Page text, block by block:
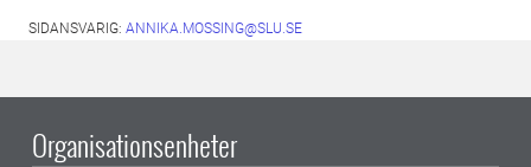
SIDANSVARIG: ANNIKA.MOSSING@SLU.SE
Organisationsenheter